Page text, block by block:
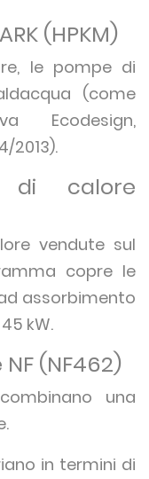
(HPKM)
le pompe di
(come
Ecodesign,
2013).
di calore
vendute sul
copre le
assorbimento
kW.
(NF462)
una
in termini di